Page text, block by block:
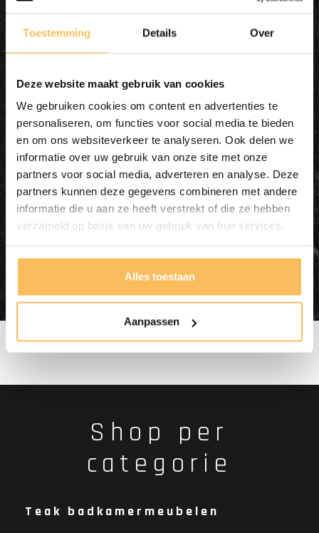
Toestemming Details Over
Deze website maakt gebruik van cookies
We gebruiken cookies om content en advertenties te
personaliseren, om functies voor social media te bieden
en om ons websiteverkeer te analyseren. Ook delen we
informatie over uw gebruik van onze site met onze
partners voor social media, adverteren en analyse. Deze
partners kunnen deze gegevens combineren met andere
informatie die u aan ze heeft verstrekt of die ze hebben
verzameld op basis van uw gebruik van hun services.
Alles toestaan
Aanpassen
Waskom natuursteen FL2065
- 57x47x15cm
In mijn winkelmand
195,00
Shop per
categorie
Teak badkamermeubelen